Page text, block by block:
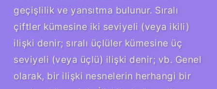
geçişlilik ve yansıtma bulunur. Sıralı
çiftler kümesine iki seviyeli (veya ikili)
ilişki denir; sıralı üçlüler kümesine üç
seviyeli (veya üçlü) ilişki denir; vb. Genel
olarak, bir ilişki nesnelerin herhangi bir